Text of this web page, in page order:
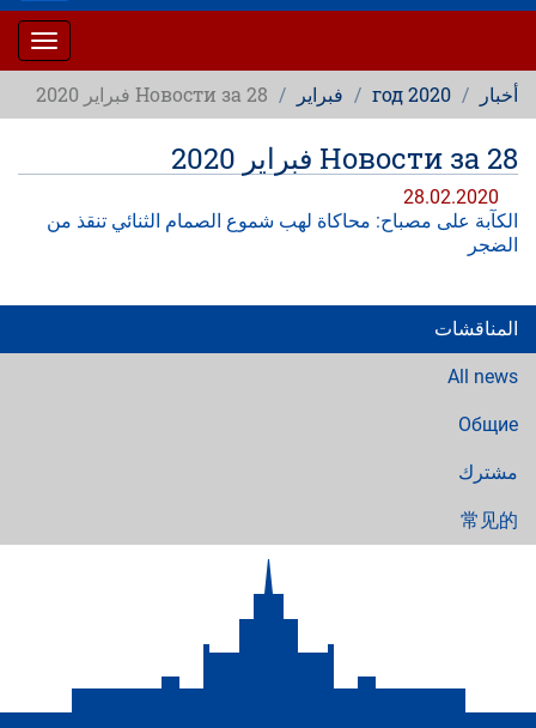
أخبار 2020 год فبراير Новости за 28 فبراير 2020
Новости за 28 فبراير 2020
28.02.2020
الكآبة على مصباح: محاكاة لهب شموع الصمام الثنائي تنقذ من
الضجر
المناقشات
All news
Общие
مشترك
常见的